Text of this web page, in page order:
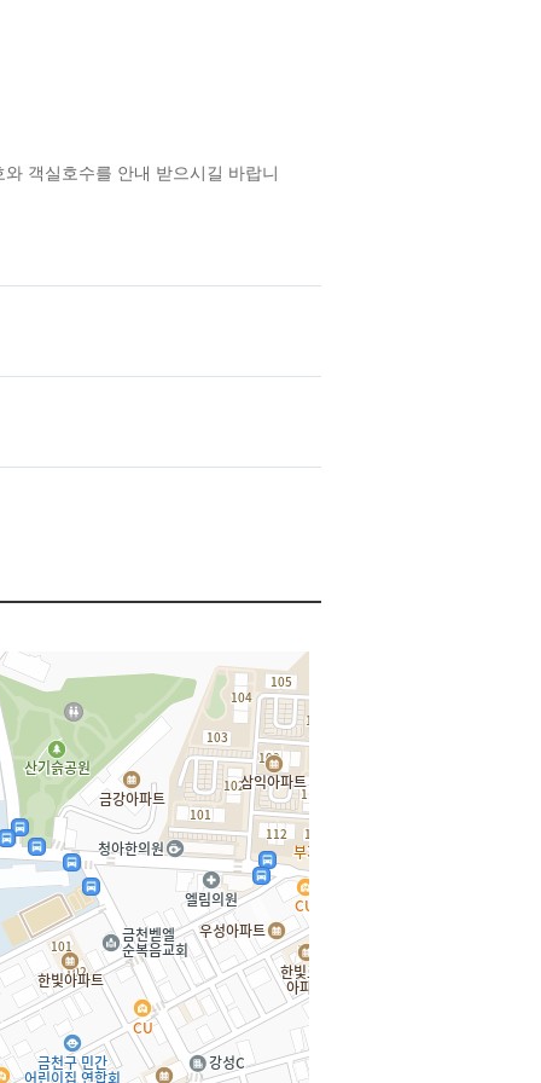
객실호수를 안내 받으시길 바랍니